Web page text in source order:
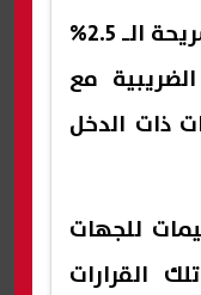
وأضافت المصادر أن الغاء شريحة الـ 2.5%
مع
ذات الدخل
للجهات
القرارات